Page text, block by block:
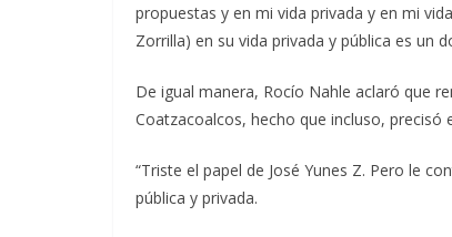
propuestas y en mi vida privada y en mi
Zorrilla) en su vida privada y pública es un
De igual manera, Rocío Nahle aclaró que
Coatzacoalcos, hecho que incluso, precisó
“Triste el papel de José Yunes Z. Pero le
pública y privada.